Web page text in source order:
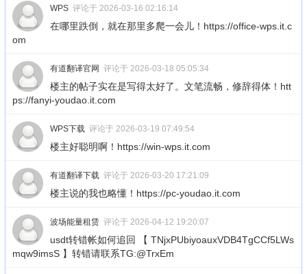
WPS 评论于 2026-03-16 02:16:14
在哪里跌倒，就在那里多爬一会儿！https://office-wps.it.c
om
有道翻译官网 评论于 2026-03-18 05:05:34
楼主的帖子实在是写得太好了。文笔流畅，修辞得体！htt
ps://fanyi-youdao.it.com
WPS下载 评论于 2026-03-19 07:49:54
楼主好聪明啊！https://win-wps.it.com
有道翻译下载 评论于 2026-03-20 17:21:09
楼主说的我也略懂！https://pc-youdao.it.com
波场能量租赁 评论于 2026-04-12 19:20:07
usdt转错帐如何追回 【 TNjxPUbiyoauxVDB4TgCCf5LWs
mqw9imsS 】转错请联系TG:@TrxEm